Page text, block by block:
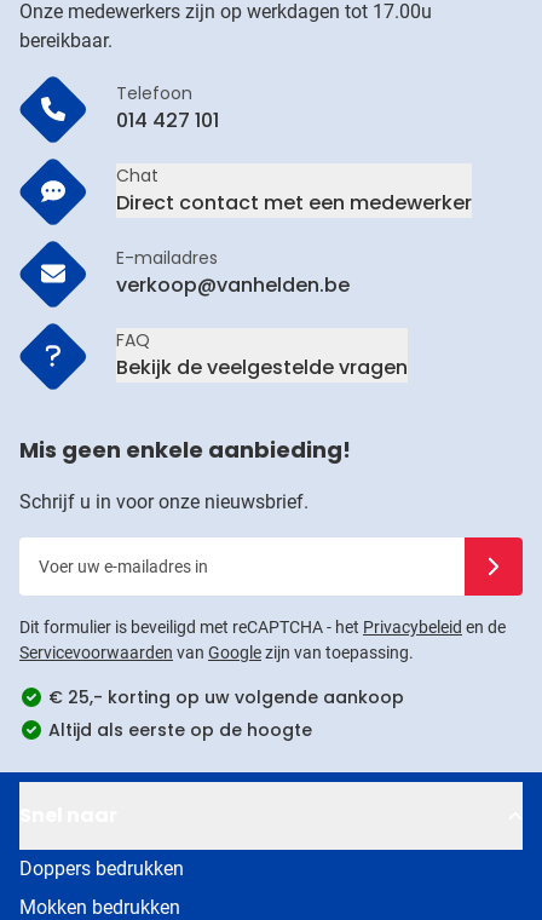
Onze medewerkers zijn op werkdagen tot 17.00u
bereikbaar.
Telefoon
014 427 101
Chat
Direct contact met een medewerker
E-mailadres
verkoop@vanhelden.be
FAQ
Bekijk de veelgestelde vragen
Mis geen enkele aanbieding!
Schrijf u in voor onze nieuwsbrief.
Dit formulier is beveiligd met reCAPTCHA - het Privacybeleid en de
Servicevoorwaarden van Googlezijn van toepassing.
€ 25,- korting op uw volgende aankoop
Altijd als eerste op de hoogte
Doppers bedrukken
Mokken bedrukken